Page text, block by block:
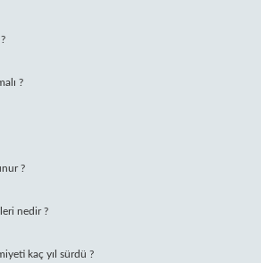
?
?
nedir ?
kaç yıl sürdü ?